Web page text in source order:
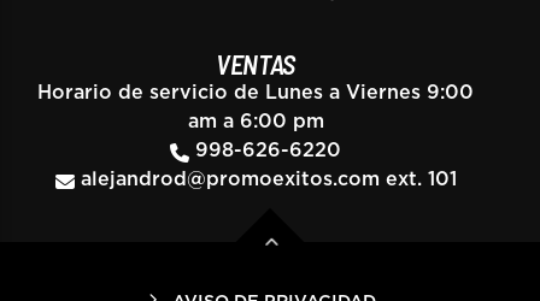
VENTAS
Horario de servicio de Lunes a Viernes 9:00
am a 6:00 pm
998-626-6220
alejandrod@promoexitos.com ext. 101